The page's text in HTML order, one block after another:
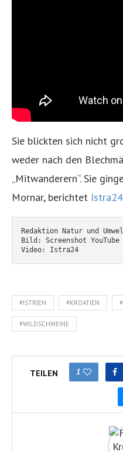
Sie blickten sich nicht
weder nach den
„Mitwanderern“. Sie
Mornar, berichtet Istra24
Redaktion Natur und
Bild: Screenshot YouTube
Video: Istra24
#ISTRIEN #KROATIEN
#WILDSCHWEINE
TEILEN 1